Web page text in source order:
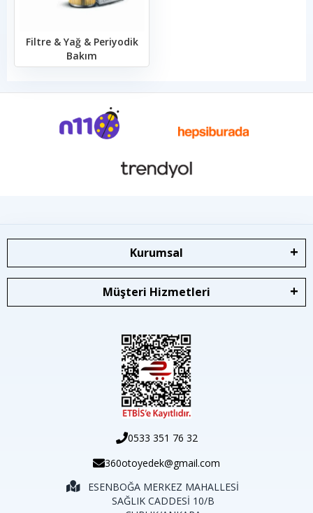
Filtre & Yağ & Periyodik
Bakım
Kurumsal
Müşteri Hizmetleri
0533 351 76 32
360otoyedek@gmail.com
ESENBOĞA MERKEZ MAHALLESİ
SAĞLIK CADDESİ 10/B